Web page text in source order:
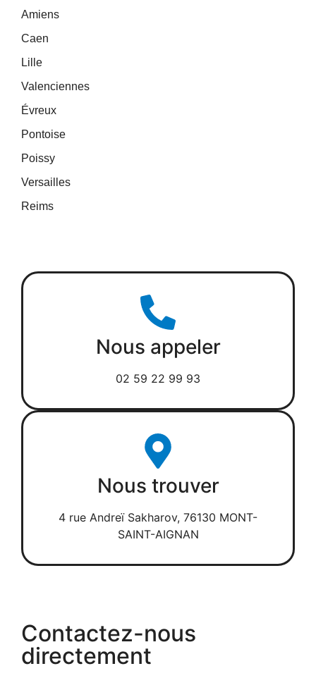
Amiens
Caen
Lille
Valenciennes
Évreux
Pontoise
Poissy
Versailles
Reims
Nous appeler
02 59 22 99 93
Nous trouver
4 rue Andreï Sakharov, 76130 MONT-
SAINT-AIGNAN
Contactez-nous
directement